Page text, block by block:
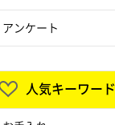
アンケート
人気キーワード